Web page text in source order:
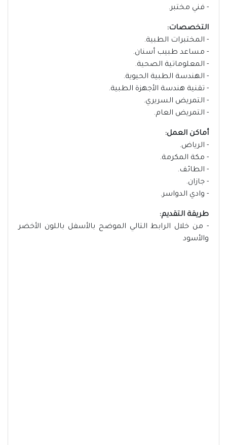
- فني مختبر.
التخصصات:
- المختبرات الطبية.
- مساعد طبيب أسنان.
- المعلوماتية الصحية.
- الهندسة الطبية الحيوية.
- تقنية هندسة الأجهزة الطبية.
- التمريض السريري.
- التمريض العام.
أماكن العمل:
- الرياض.
- مكة المكرمة.
- الطائف.
- جازان.
- وادي الدواسر.
طريقة التقديم:
- من خلال الرابط التالي الموضح بالأسفل باللون الأخضر
والأسود